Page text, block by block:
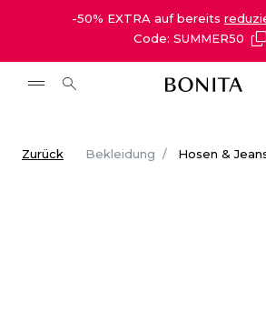
-50% EXTRA auf bereits
Code: SUMMER50
Zurück Bekleidung Hosen &